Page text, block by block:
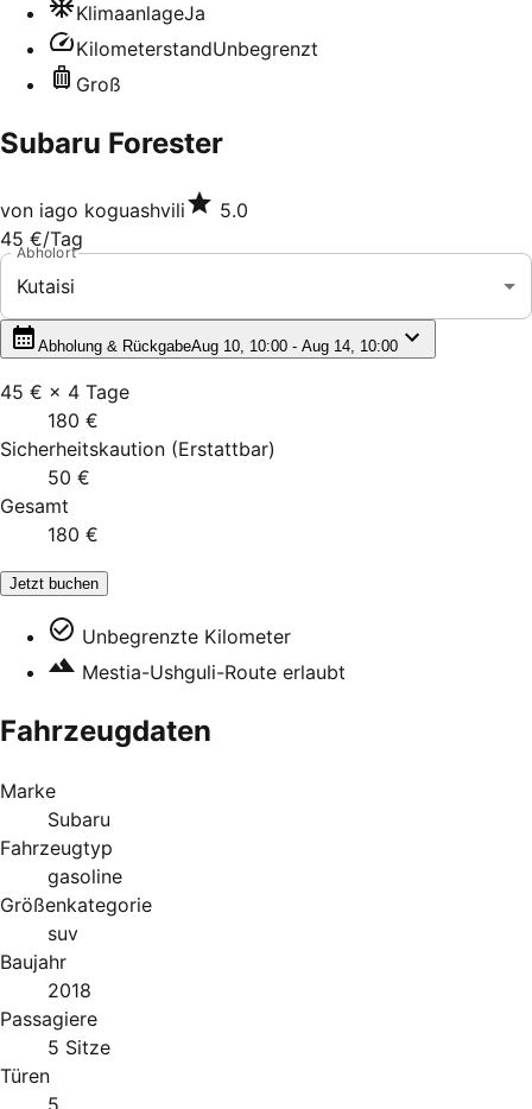
KlimaanlageJa
KilometerstandUnbegrenzt
Groß
Subaru Forester
von iago koguashvili
5.0
45 €/Tag
Abholort
Kutaisi
Abholung & RückgabeAug 10, 10:00 - Aug 14, 10:00
45 € × 4 Tage
180 €
Sicherheitskaution (Erstattbar)
50 €
Gesamt
180 €
Jetzt buchen
Unbegrenzte Kilometer
Mestia-Ushguli-Route erlaubt
Fahrzeugdaten
Marke
Subaru
Fahrzeugtyp
gasoline
Größenkategorie
suv
Baujahr
2018
Passagiere
5 Sitze
Türen
5